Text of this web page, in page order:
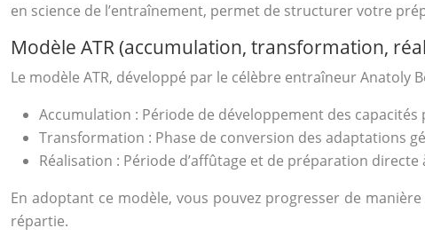
en science de l’entraînement, permet de structurer votre
Modèle ATR (accumulation, transformation,
Le modèle ATR, développé par le célèbre entraîneur
Accumulation : Période de développement des capacités
Transformation : Phase de conversion des adaptations
Réalisation : Période d’affûtage et de préparation
En adoptant ce modèle, vous pouvez progresser de
répartie.